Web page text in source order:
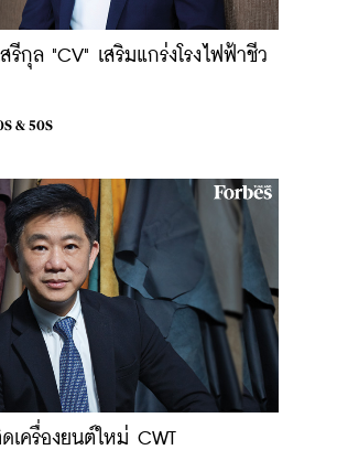
รีกุล "CV" เสริมแกร่งโรงไฟฟ้าชีว
& 50S
ครื่องยนต์ใหม่ CWT